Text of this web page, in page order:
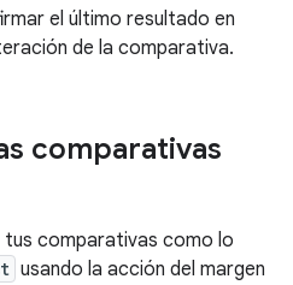
el último resultado en
de la comparativa.
comparativas
tus comparativas como lo
usando la acción del margen